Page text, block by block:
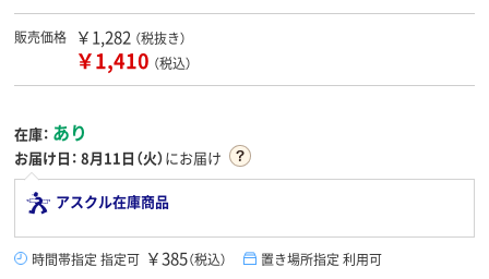
販売価格 ￥1,282 （税抜き）
￥1,410 （税込）
在庫： あり
お届け日： 8月11日（火）にお届け
アスクル在庫商品
時間帯指定 指定可 ￥385（税込） 置き場所指定 利用可